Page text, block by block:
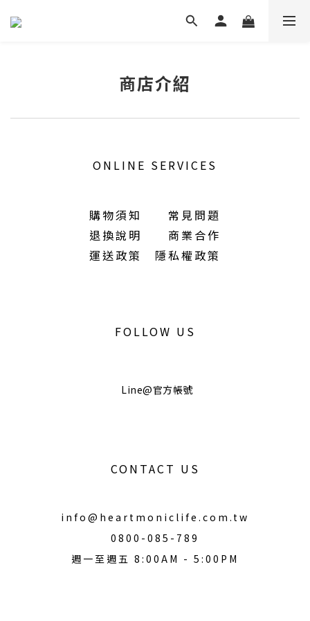
商店介紹
ONLINE SERVICES
購物須知
常見問題
退換說明
商業合作
運送政策
隱私權政策
FOLLOW US
Line@官方帳號
CONTACT US
info@heartmoniclife.com.tw
0800-085-789
週一至週五 8:00AM - 5:00PM